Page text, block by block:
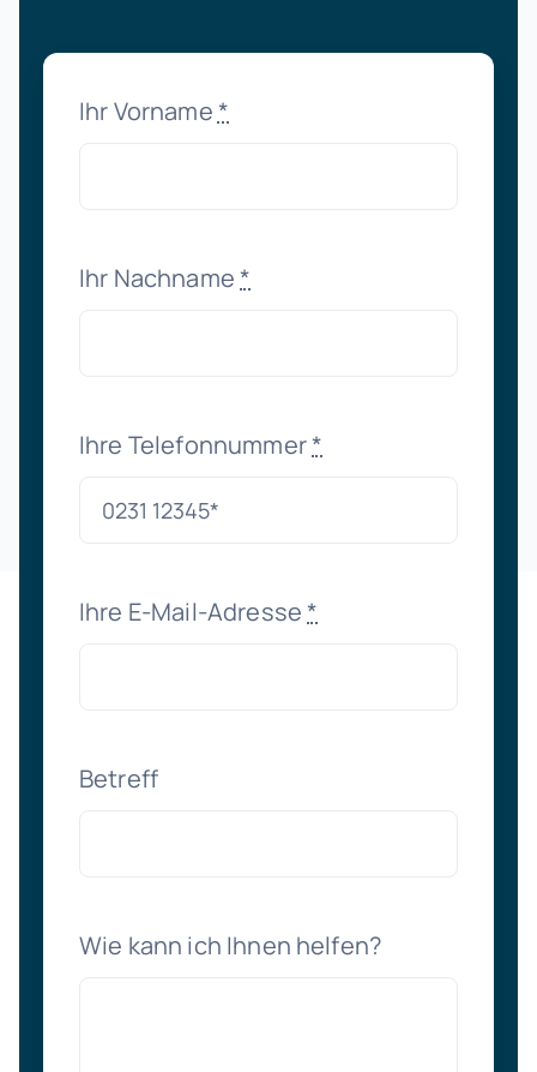
Ihr Vorname*
Ihr Nachname*
Ihre Telefonnummer*
Ihre E-Mail-Adresse*
Betreff
Wie kann ich Ihnen helfen?